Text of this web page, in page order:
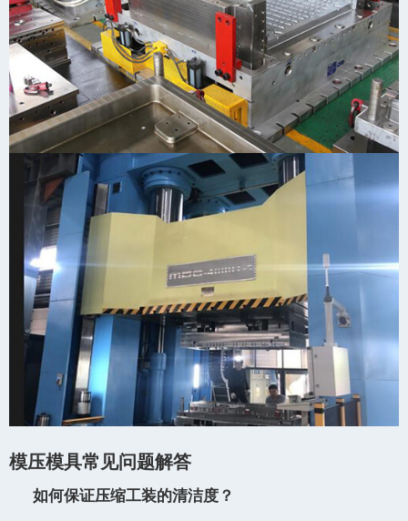
模压模具常见问题解答
如何保证压缩工装的清洁度？